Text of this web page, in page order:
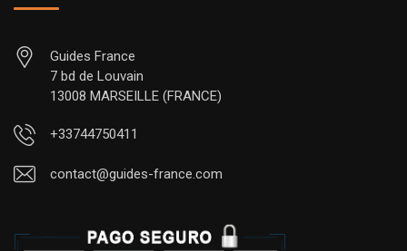
Guides France
7 bd de Louvain
13008 MARSEILLE (FRANCE)
+33744750411
contact@guides-france.com